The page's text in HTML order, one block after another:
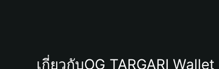
เกี่ยวกับOG TARGARI Wallet